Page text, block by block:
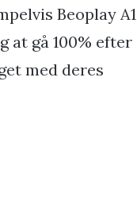
Beoplay A1
at gå 100% efter
med deres